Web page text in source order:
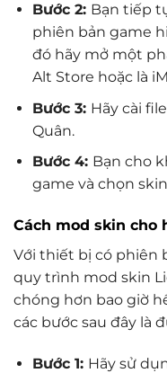
Bước 2: Bạn tiếp
phiên bản game
đó hãy mở một
Alt Store hoặc là
Bước 3: Hãy cài
Quân.
Bước 4: Bạn cho
game và chọn
Cách mod skin cho
Với thiết bị có phiên
quy trình mod skin
chóng hơn bao giờ
các bước sau đây là
Bước 1: Hãy sử